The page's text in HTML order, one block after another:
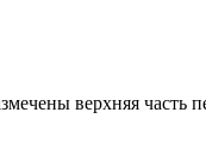
верхняя часть